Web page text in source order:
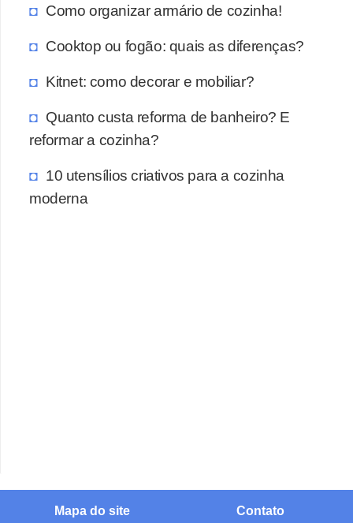
Como organizar armário de cozinha!
Cooktop ou fogão: quais as diferenças?
Kitnet: como decorar e mobiliar?
Quanto custa reforma de banheiro? E
reformar a cozinha?
10 utensílios criativos para a cozinha
moderna
Mapa do site Contato